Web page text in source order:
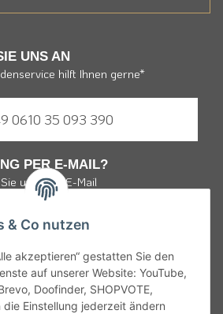
UNS AN
hilft Ihnen gerne*
0610 35 093 390
PER E-MAIL?
uns eine E-Mail
mail schreiben
9:30 bis 19:00 Uhr und Samstag
bis 15:00 Uhr zum Ortstarif.
& Co nutzen
akzeptieren“ gestatten Sie den
auf unserer Website: YouTube,
Doofinder, SHOPVOTE,
die Einstellung jederzeit ändern